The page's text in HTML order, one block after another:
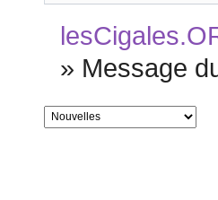
» Message